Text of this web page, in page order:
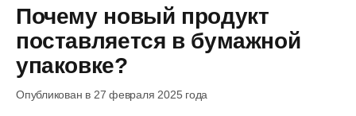
Почему новый продукт
поставляется в бумажной
упаковке?
Опубликован в 27 февраля 2025 года